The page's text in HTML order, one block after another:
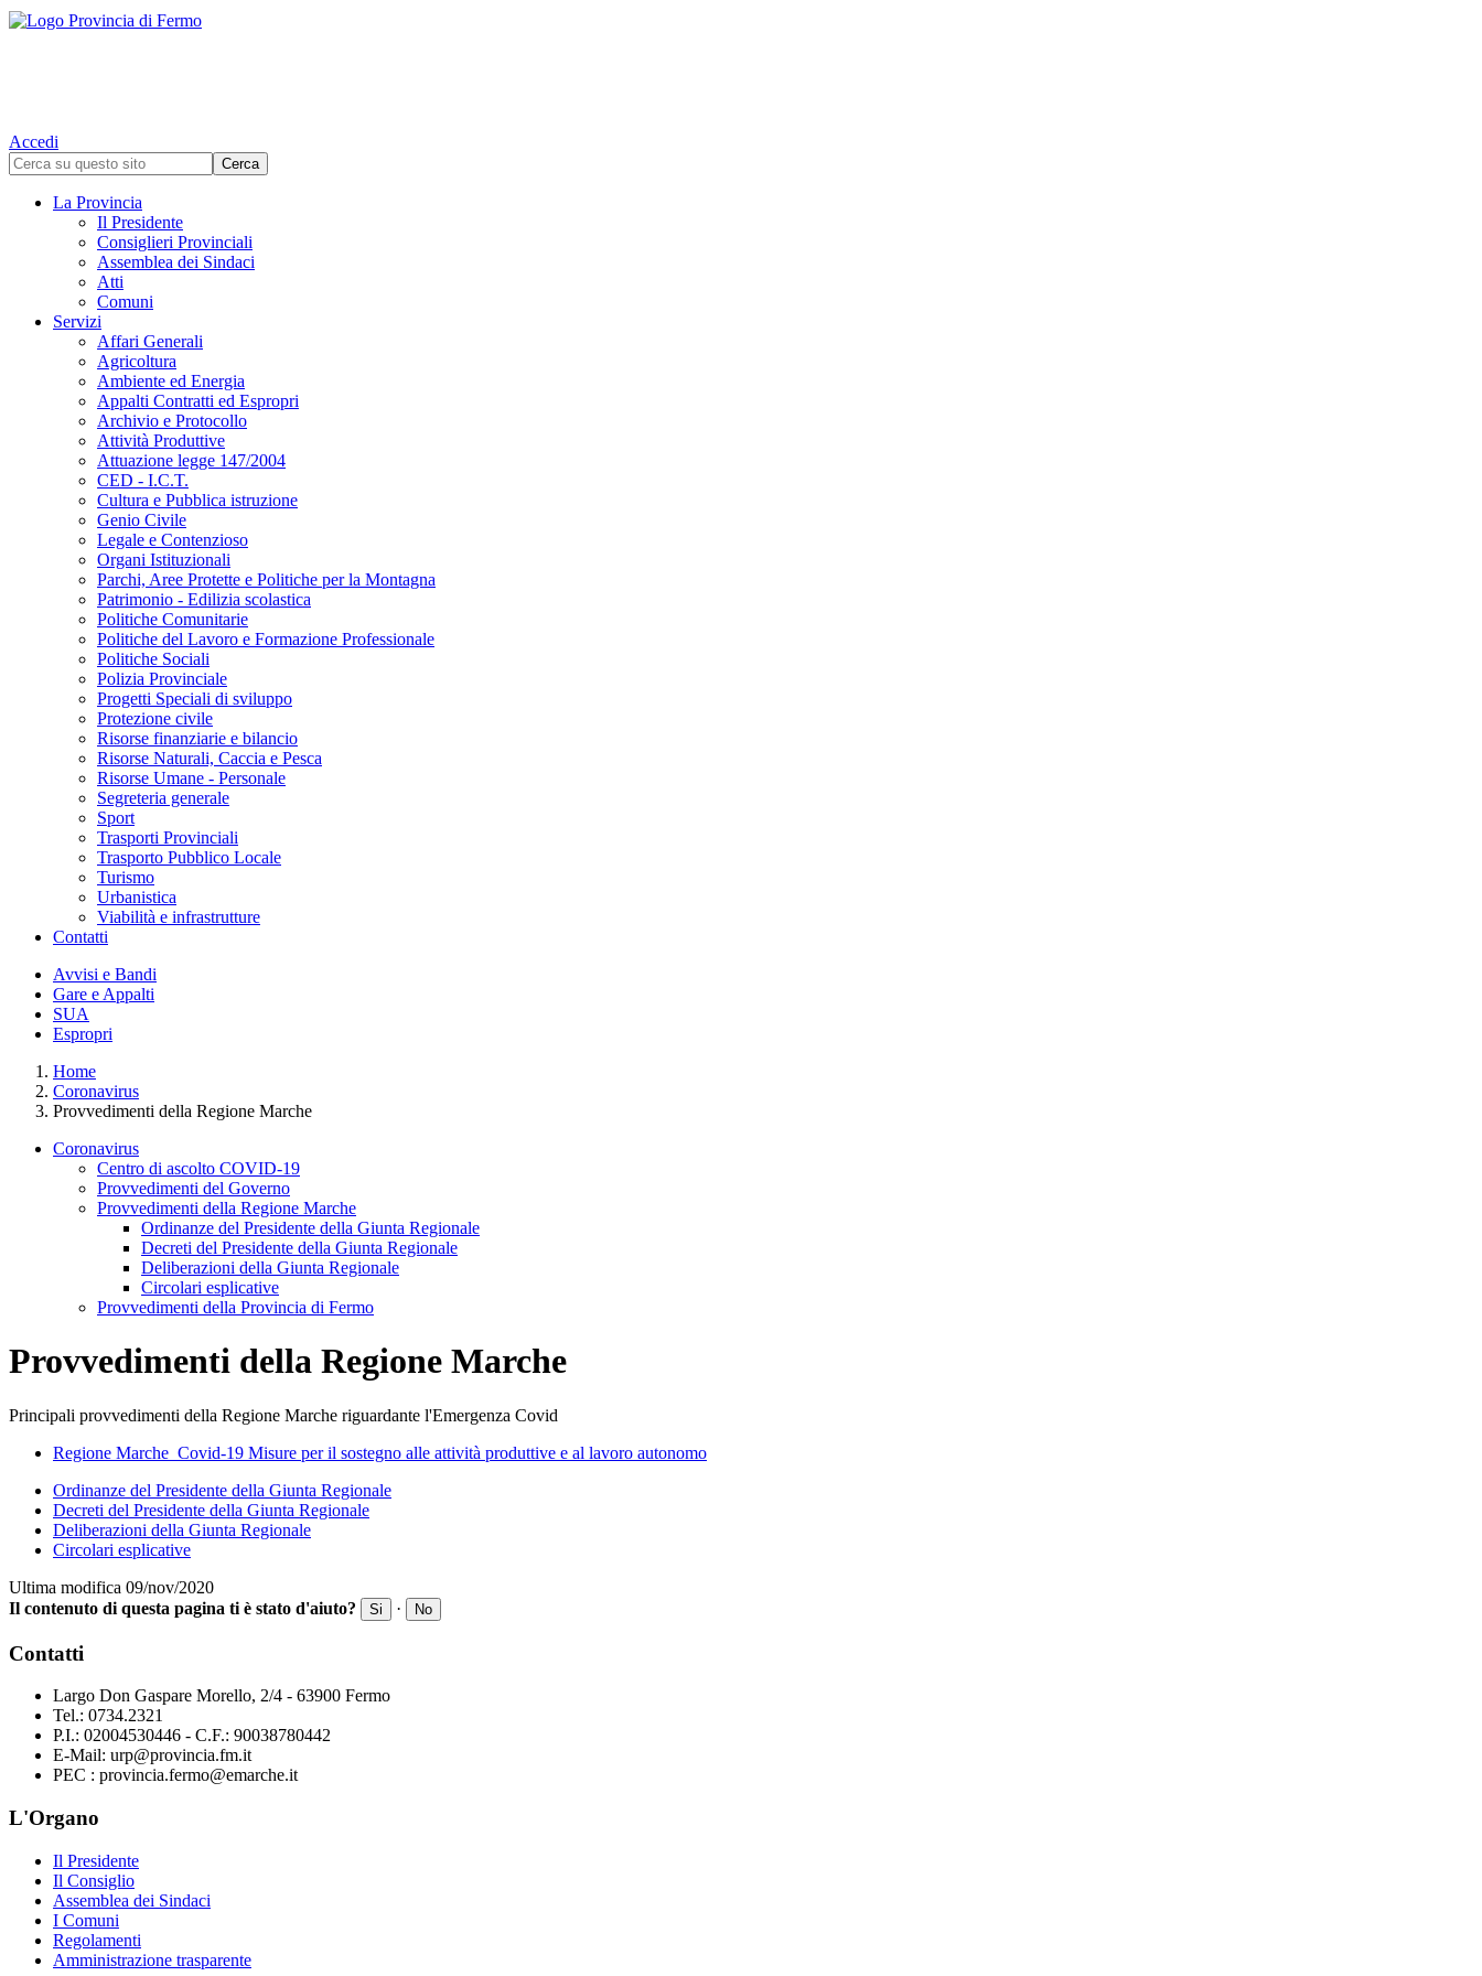
Accedi
La Provincia
Il Presidente
Consiglieri Provinciali
Assemblea dei Sindaci
Atti
Comuni
Servizi
Affari Generali
Agricoltura
Ambiente ed Energia
Appalti Contratti ed Espropri
Archivio e Protocollo
Attività Produttive
Attuazione legge 147/2004
CED - I.C.T.
Cultura e Pubblica istruzione
Genio Civile
Legale e Contenzioso
Organi Istituzionali
Parchi, Aree Protette e Politiche per la Montagna
Patrimonio - Edilizia scolastica
Politiche Comunitarie
Politiche del Lavoro e Formazione Professionale
Politiche Sociali
Polizia Provinciale
Progetti Speciali di sviluppo
Protezione civile
Risorse finanziarie e bilancio
Risorse Naturali, Caccia e Pesca
Risorse Umane - Personale
Segreteria generale
Sport
Trasporti Provinciali
Trasporto Pubblico Locale
Turismo
Urbanistica
Viabilità e infrastrutture
Contatti
Avvisi e Bandi
Gare e Appalti
SUA
Espropri
Home
Coronavirus
Provvedimenti della Regione Marche
Coronavirus
Centro di ascolto COVID-19
Provvedimenti del Governo
Provvedimenti della Regione Marche
Ordinanze del Presidente della Giunta Regionale
Decreti del Presidente della Giunta Regionale
Deliberazioni della Giunta Regionale
Circolari esplicative
Provvedimenti della Provincia di Fermo
Provvedimenti della Regione Marche
Principali provvedimenti della Regione Marche riguardante l'Emergenza Covid
Regione Marche_Covid-19 Misure per il sostegno alle attività produttive e al lavoro autonomo
Ordinanze del Presidente della Giunta Regionale
Decreti del Presidente della Giunta Regionale
Deliberazioni della Giunta Regionale
Circolari esplicative
Ultima modifica 09/nov/2020
Il contenuto di questa pagina ti è stato d'aiuto?
Si · No
Contatti
Largo Don Gaspare Morello, 2/4 - 63900 Fermo
Tel.: 0734.2321
P.I.: 02004530446 - C.F.: 90038780442
E-Mail: urp@provincia.fm.it
PEC : provincia.fermo@emarche.it
L'Organo
Il Presidente
Il Consiglio
Assemblea dei Sindaci
I Comuni
Regolamenti
Amministrazione trasparente